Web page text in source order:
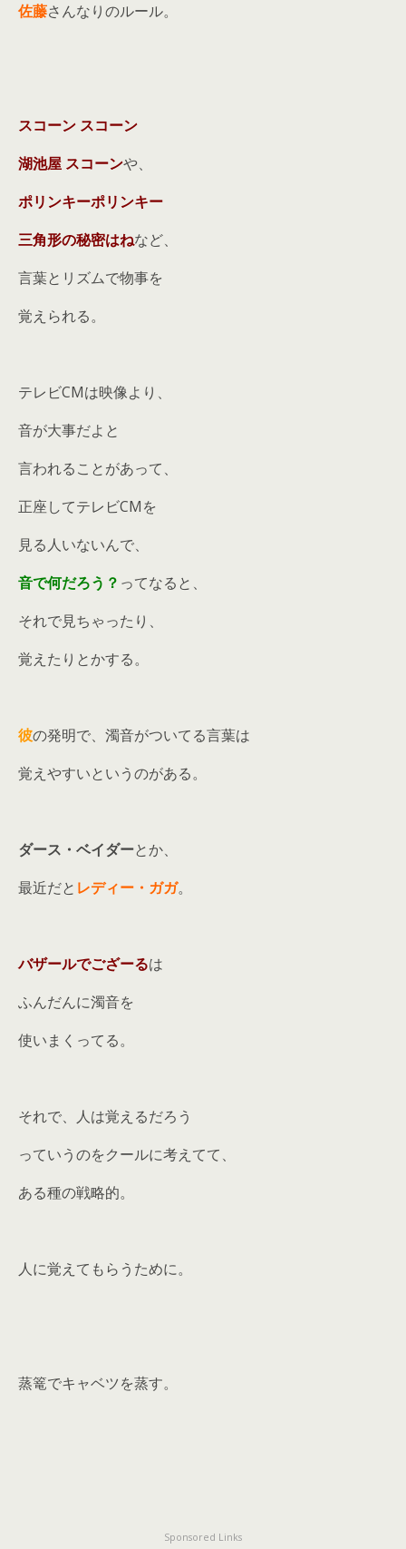
佐藤さんなりのルール。
スコーン スコーン
湖池屋 スコーンや、
ポリンキーポリンキー
三角形の秘密はねなど、
言葉とリズムで物事を
覚えられる。
テレビCMは映像より、
音が大事だよと
言われることがあって、
正座してテレビCMを
見る人いないんで、
音で何だろう？ ってなると、
それで見ちゃったり、
覚えたりとかする。
彼の発明で、濁音がついてる言葉は
覚えやすいというのがある。
ダース・ベイダーとか、
最近だと レディー・ガガ。
バザールでござーるは
ふんだんに濁音を
使いまくってる。
それで、人は覚えるだろう
っていうのをクールに考えてて、
ある種の戦略的。
人に覚えてもらうために。
蒸篭でキャベツを蒸す。
Sponsored Links